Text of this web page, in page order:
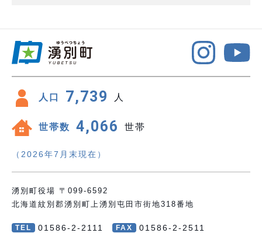
人口 7,739 人
世帯数 4,066 世帯
（2026年7月末現在）
湧別町役場 〒099-6592
北海道紋別郡湧別町上湧別屯田市街地318番地
TEL 01586-2-2111 FAX 01586-2-2511